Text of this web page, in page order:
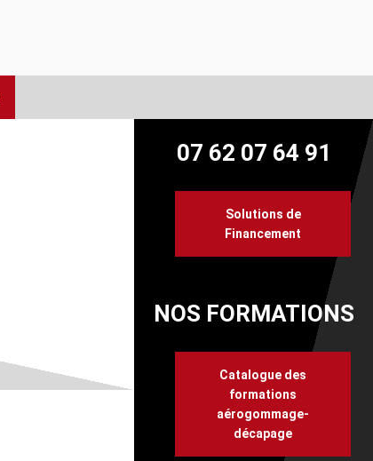
07 62 07 64 91
Solutions de
Financement
NOS FORMATIONS
Catalogue des
formations
aérogommage-
décapage